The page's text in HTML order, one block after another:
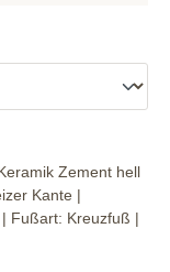
Zement hell
Kante |
| Fußart: Kreuzfuß |